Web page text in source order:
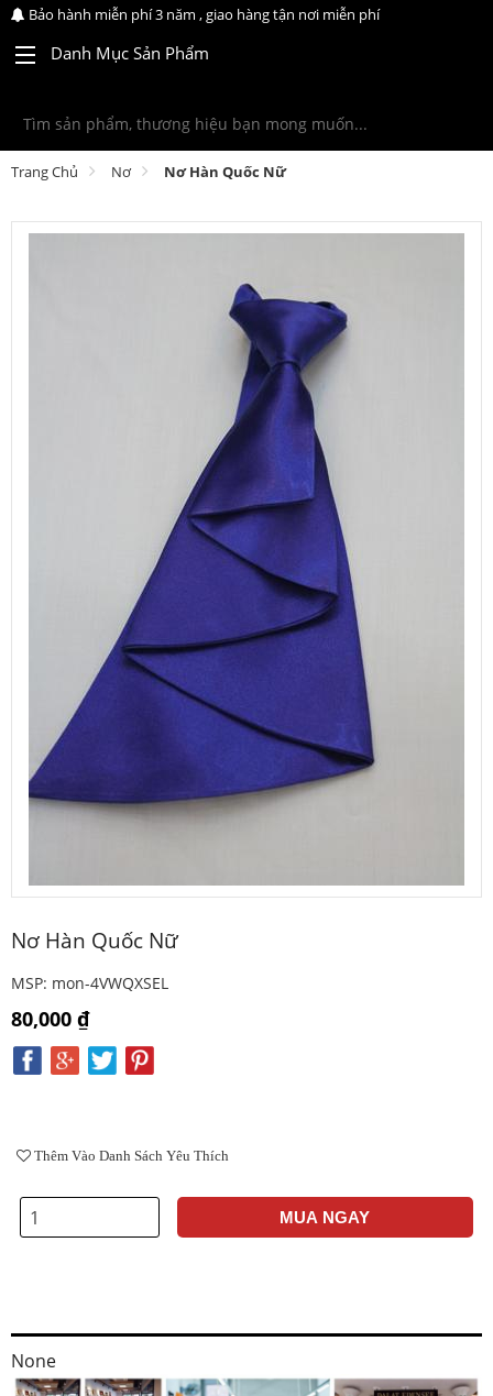
Bảo hành miễn phí 3 năm , giao hàng tận nơi miễn phí
Danh Mục Sản Phẩm
Trang Chủ Nơ Nơ Hàn Quốc Nữ
Nơ Hàn Quốc Nữ
MSP: mon-4VWQXSEL
80,000 ₫
Thêm Vào Danh Sách Yêu Thích
MUA NGAY
None